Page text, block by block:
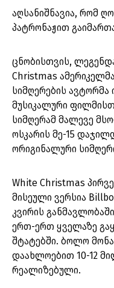
აღსანიშნავია, რომ
პატრონაჟით
ცნობისთვის,
Christmas
სიმღერების ავტორმა
მუსიკალური
სიმღერამ მალევე
ოსკარის მე-15
ორიგინალური
White Christmas
მისეული ვერსია
კვირის
ერთ-ერთ ყველაზე
შტატებში. ბოლო
დაახლოებით 10-12
რეალიზებული.